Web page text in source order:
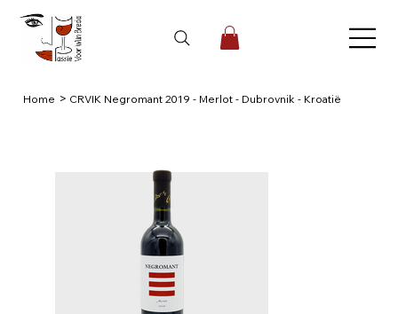
Home > CRVIK Negromant 2019 - Merlot - Dubrovnik - Kroatië